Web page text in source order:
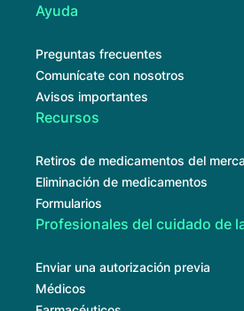
Ayuda
Preguntas frecuentes
Comunícate con nosotros
Avisos importantes
Recursos
Retiros de medicamentos del
Eliminación de medicamentos
Formularios
Profesionales del cuidado de
Enviar una autorización previa
Médicos